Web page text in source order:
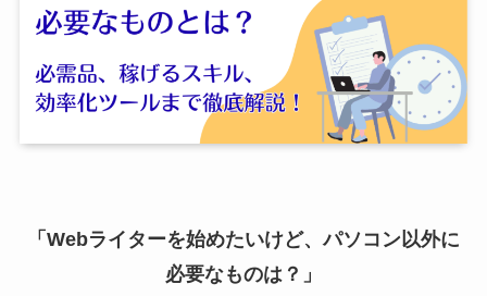
「Webライターを始めたいけど、パソコン以外に
必要なものは？」